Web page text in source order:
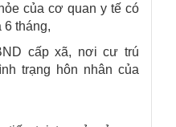
của cơ quan y tế có
6 tháng,
cấp xã, nơi cư trú
trạng hôn nhân của